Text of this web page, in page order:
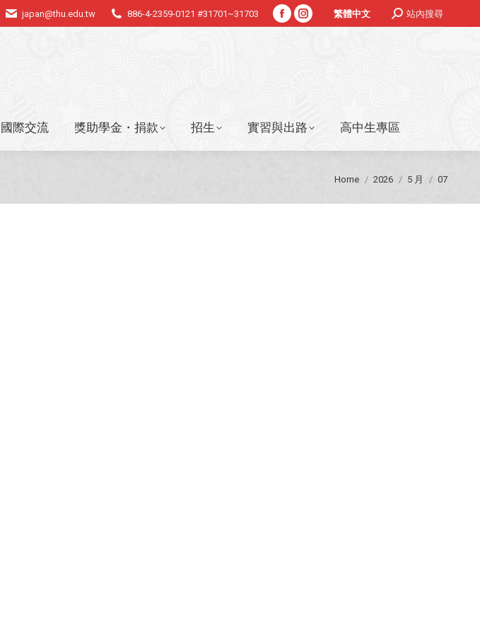
japan@thu.edu.tw 886-4-2359-0121 #31701~31703
FacebookInstagram
繁體中文 Search:站內搜尋
國際交流 獎助學金・捐款 招生 實習與出路 高中生專區
You are here:
Home 2026 5 月 07
國際交流 獎助學金・捐款 招生 實習與出路 高中生專區